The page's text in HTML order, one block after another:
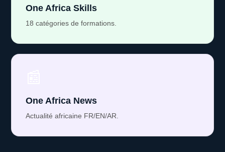
One Africa Skills
18 catégories de formations.
One Africa News
Actualité africaine FR/EN/AR.